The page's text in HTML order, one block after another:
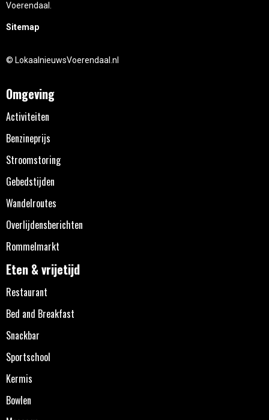
Voerendaal.
Sitemap
© LokaalnieuwsVoerendaal.nl
Omgeving
Activiteiten
Benzineprijs
Stroomstoring
Gebedstijden
Wandelroutes
Overlijdensberichten
Rommelmarkt
Eten & vrijetijd
Restaurant
Bed and Breakfast
Snackbar
Sportschool
Kermis
Bowlen